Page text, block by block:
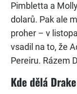
Pimbletta a
dolarů. Pak ale
proher – v
vsadil na to, že
Pereiru. Rázem
Kde dělá